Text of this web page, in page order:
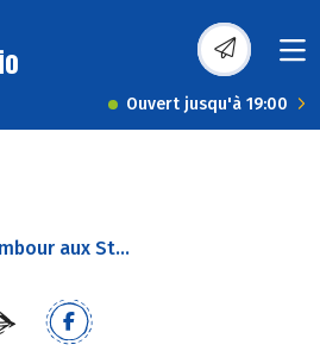
Ouvert jusqu'à 19:00
aux St...